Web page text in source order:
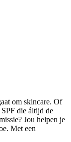
om skincare. Of
SPF die áltijd de
Jou helpen je
Met een